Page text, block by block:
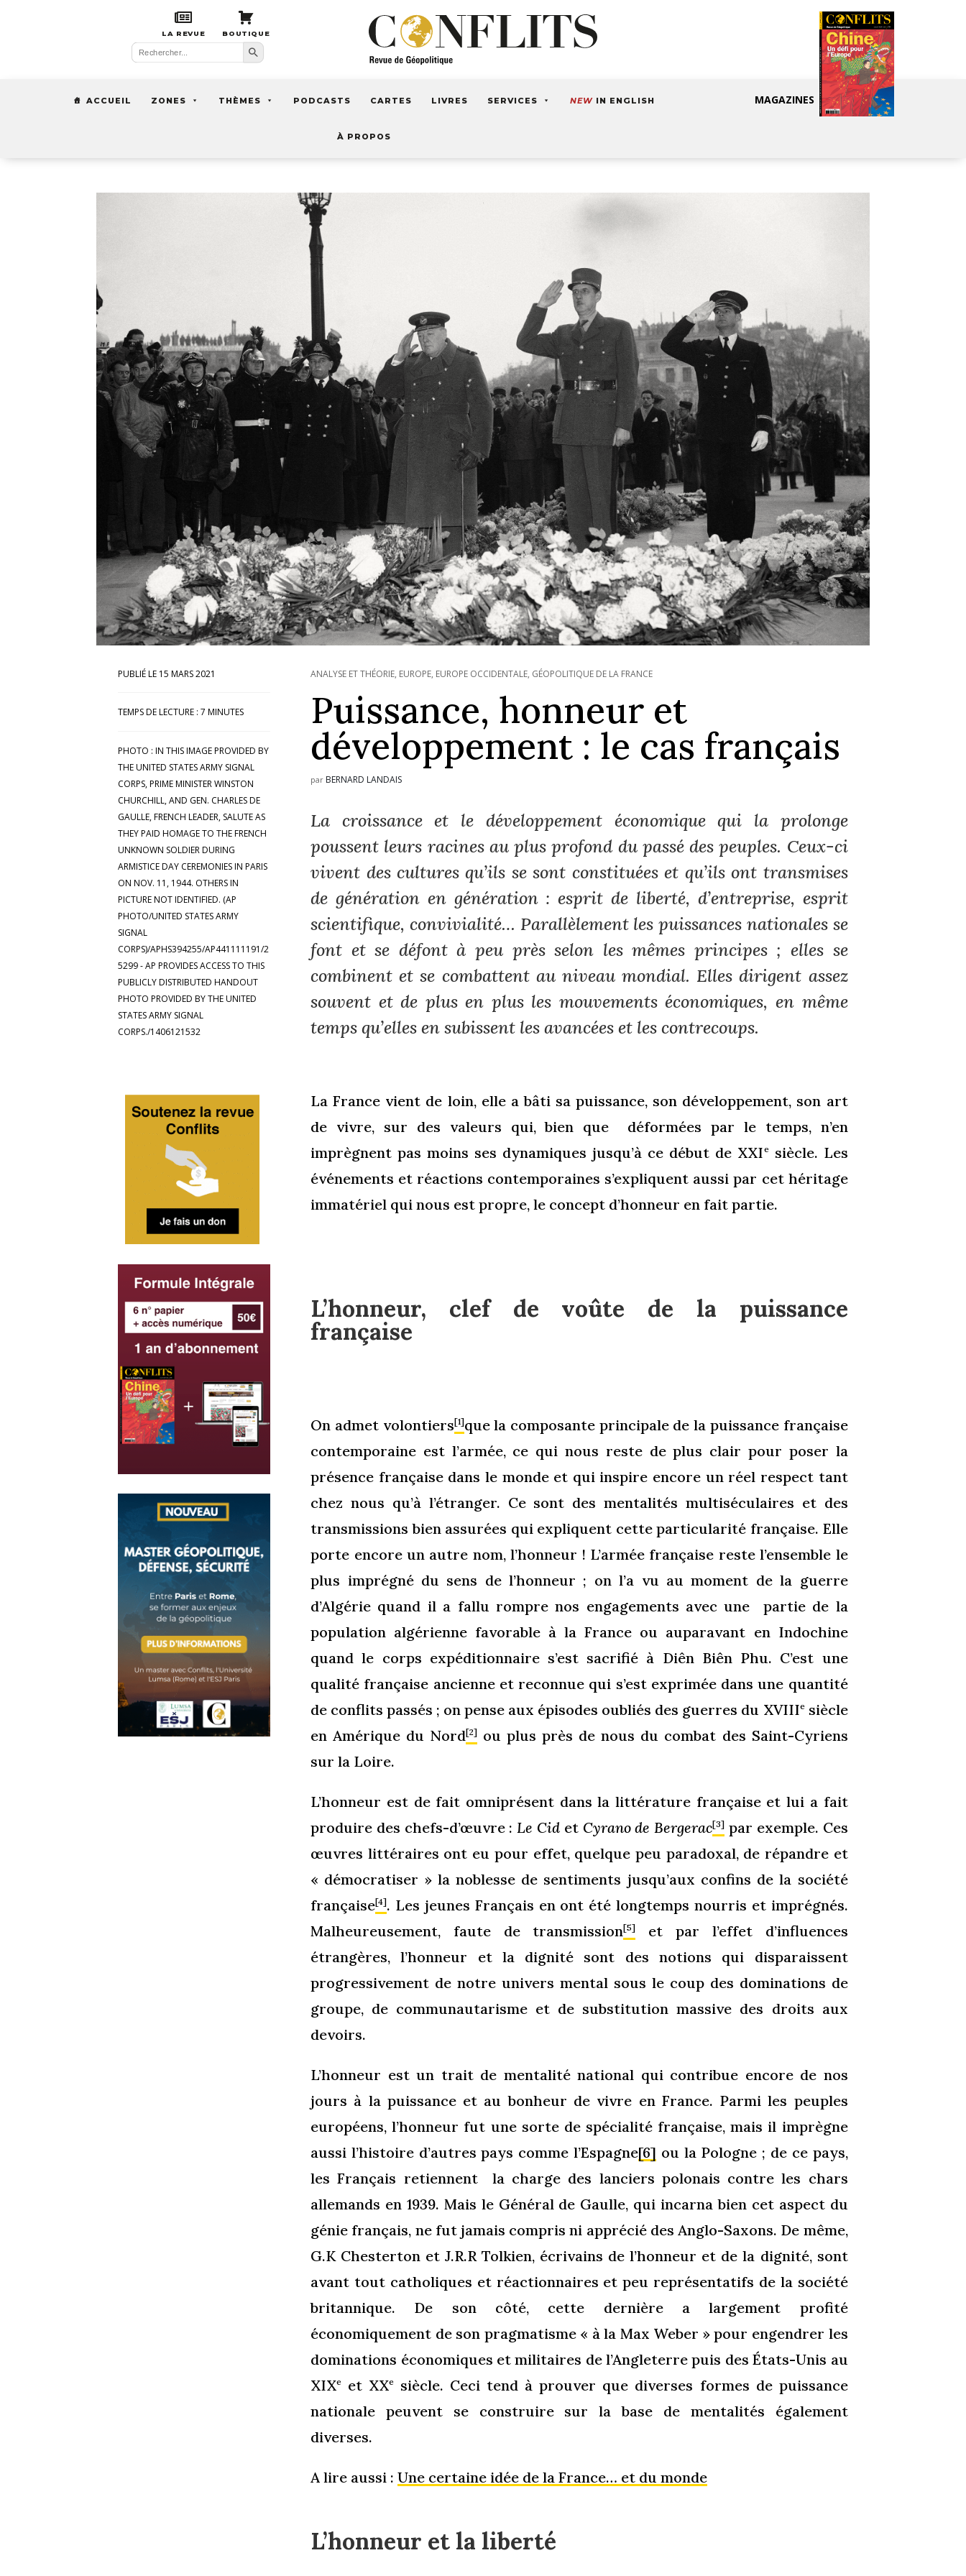
LA REVUE BOUTIQUE
Search
for:
Search Button
ACCUEIL ZONES THÈMES PODCASTS CARTES LIVRES SERVICES NEW IN ENGLISH
À PROPOS
MAGAZINES
15 MARS 2021
TEMPS DE LECTURE : 7 MINUTES
PHOTO : IN THIS IMAGE PROVIDED BY
THE UNITED STATES ARMY SIGNAL
CORPS, PRIME MINISTER WINSTON
CHURCHILL, AND GEN. CHARLES DE
GAULLE, FRENCH LEADER, SALUTE AS
THEY PAID HOMAGE TO THE FRENCH
UNKNOWN SOLDIER DURING
ARMISTICE DAY CEREMONIES IN PARIS
ON NOV. 11, 1944. OTHERS IN
PICTURE NOT IDENTIFIED. (AP
PHOTO/UNITED STATES ARMY
SIGNAL
CORPS)/APHS394255/AP441111191/2
5299 - AP PROVIDES ACCESS TO THIS
PUBLICLY DISTRIBUTED HANDOUT
PHOTO PROVIDED BY THE UNITED
STATES ARMY SIGNAL
CORPS./1406121532
ANALYSE ET THÉORIE, EUROPE, EUROPE OCCIDENTALE, GÉOPOLITIQUE DE LA FRANCE
Puissance, honneur et
développement : le cas français
par BERNARD LANDAIS
La croissance et le développement économique qui la prolonge
poussent leurs racines au plus profond du passé des peuples. Ceux-ci
vivent des cultures qu’ils se sont constituées et qu’ils ont transmises
de génération en génération : esprit de liberté, d’entreprise, esprit
scientifique, convivialité… Parallèlement les puissances nationales se
font et se défont à peu près selon les mêmes principes ; elles se
combinent et se combattent au niveau mondial. Elles dirigent assez
souvent et de plus en plus les mouvements économiques, en même
temps qu’elles en subissent les avancées et les contrecoups.
La France vient de loin, elle a bâti sa puissance, son développement, son art
de vivre, sur des valeurs qui, bien que déformées par le temps, n’en
imprègnent pas moins ses dynamiques jusqu’à ce début de XXIesiècle. Les
événements et réactions contemporaines s’expliquent aussi par cet héritage
immatériel qui nous est propre, le concept d’honneur en fait partie.
L’honneur, clef de voûte de la puissance
française
On admet volontiers[1]que la composante principale de la puissance française
contemporaine est l’armée, ce qui nous reste de plus clair pour poser la
présence française dans le monde et qui inspire encore un réel respect tant
chez nous qu’à l’étranger. Ce sont des mentalités multiséculaires et des
transmissions bien assurées qui expliquent cette particularité française. Elle
porte encore un autre nom, l’honneur ! L’armée française reste l’ensemble le
plus imprégné du sens de l’honneur ; on l’a vu au moment de la guerre
d’Algérie quand il a fallu rompre nos engagements avec une partie de la
population algérienne favorable à la France ou auparavant en Indochine
quand le corps expéditionnaire s’est sacrifié à Diên Biên Phu. C’est une
qualité française ancienne et reconnue qui s’est exprimée dans une quantité
de conflits passés ; on pense aux épisodes oubliés des guerres du XVIIIesiècle
en Amérique du Nord[2] ou plus près de nous du combat des Saint-Cyriens
sur la Loire.
L’honneur est de fait omniprésent dans la littérature française et lui a fait
produire des chefs-d’œuvre : Le Cid et Cyrano de Bergerac[3] par exemple. Ces
œuvres littéraires ont eu pour effet, quelque peu paradoxal, de répandre et
« démocratiser » la noblesse de sentiments jusqu’aux confins de la société
française[4]. Les jeunes Français en ont été longtemps nourris et imprégnés.
Malheureusement, faute de transmission[5]
et par l’effet d’influences
étrangères, l’honneur et la dignité sont des notions qui disparaissent
progressivement de notre univers mental sous le coup des dominations de
groupe, de communautarisme et de substitution massive des droits aux
devoirs.
L’honneur est un trait de mentalité national qui contribue encore de nos
jours à la puissance et au bonheur de vivre en France. Parmi les peuples
européens, l’honneur fut une sorte de spécialité française, mais il imprègne
aussi l’histoire d’autres pays comme l’Espagne[6] ou la Pologne ; de ce pays,
les Français retiennent la charge des lanciers polonais contre les chars
allemands en 1939. Mais le Général de Gaulle, qui incarna bien cet aspect du
génie français, ne fut jamais compris ni apprécié des Anglo-Saxons. De même,
G.K Chesterton et J.R.R Tolkien, écrivains de l’honneur et de la dignité, sont
avant tout catholiques et réactionnaires et peu représentatifs de la société
britannique. De son côté, cette dernière a largement profité
économiquement de son pragmatisme « à la Max Weber » pour engendrer les
dominations économiques et militaires de l’Angleterre puis des États-Unis au
XIXe et XXe
siècle. Ceci tend à prouver que diverses formes de puissance
nationale peuvent se construire sur la base de mentalités également
diverses.
A lire aussi :Une certaine idée de la France… et du monde
L’honneur et la liberté